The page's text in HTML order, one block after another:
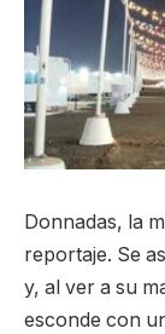
Donnadas, la
reportaje. Se
y, al ver a su
esconde con